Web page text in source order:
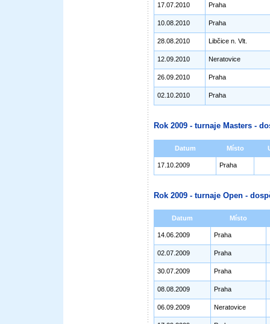
17.07.2010 Praha
10.08.2010 Praha
28.08.2010 Libčice n. Vlt.
12.09.2010 Neratovice
26.09.2010 Praha
02.10.2010 Praha
Rok 2009 - turnaje Masters -
Datum Místo
17.10.2009 Praha
Rok 2009 - turnaje Open -
Datum Místo
14.06.2009 Praha
02.07.2009 Praha
30.07.2009 Praha
08.08.2009 Praha
06.09.2009 Neratovice